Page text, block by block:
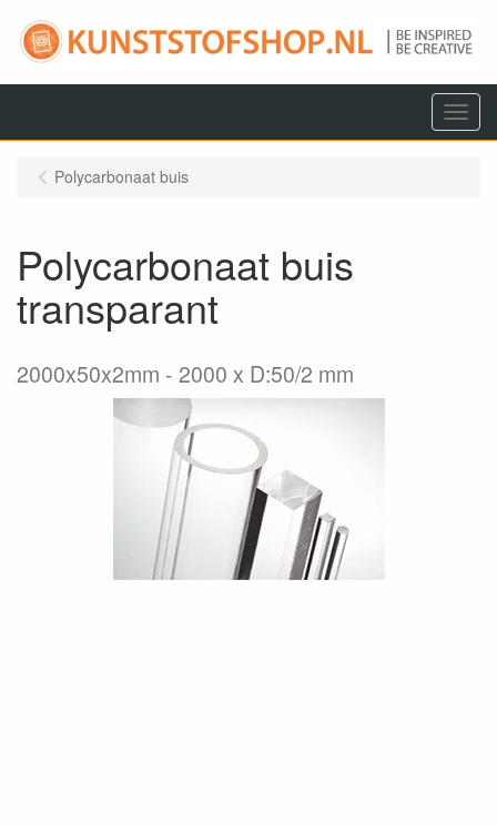
Menu
Polycarbonaat buis
Polycarbonaat buis
transparant
2000x50x2mm 2000 x D:50/2 mm